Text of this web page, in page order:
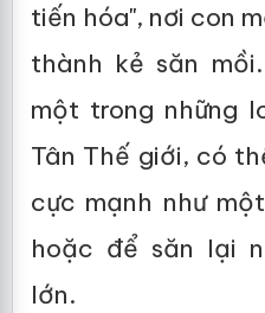
tiến hóa", nơi con
thành kẻ săn
một trong những
Tân Thế giới, có
cực mạnh như
hoặc để săn lại
lớn.